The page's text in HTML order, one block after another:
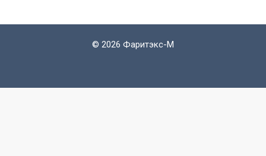
© 2026 Фаритэкс-М